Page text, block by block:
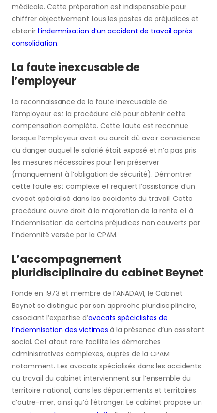
médicale. Cette préparation est indispensable pour
chiffrer objectivement tous les postes de préjudices et
obtenir l’indemnisation d’un accident de travail après
consolidation.
La faute inexcusable de
l’employeur
La reconnaissance de la faute inexcusable de
l’employeur est la procédure clé pour obtenir cette
compensation complète. Cette faute est reconnue
lorsque l’employeur avait ou aurait dû avoir conscience
du danger auquel le salarié était exposé et n’a pas pris
les mesures nécessaires pour l’en préserver
(manquement à l’obligation de sécurité). Démontrer
cette faute est complexe et requiert l’assistance d’un
avocat spécialisé dans les accidents du travail. Cette
procédure ouvre droit à la majoration de la rente et à
l’indemnisation de certains préjudices non couverts par
l’indemnité versée par la CPAM.
L’accompagnement
pluridisciplinaire du cabinet Beynet
Fondé en 1973 et membre de l’ANADAVI, le Cabinet
Beynet se distingue par son approche pluridisciplinaire,
associant l’expertise d’avocats spécialistes de
l’indemnisation des victimes à la présence d’un assistant
social. Cet atout rare facilite les démarches
administratives complexes, auprès de la CPAM
notamment. Les avocats spécialisés dans les accidents
du travail du cabinet interviennent sur l’ensemble du
territoire national, dans les départements et territoires
d’outre-mer, ainsi qu’à l’étranger. Le cabinet propose un